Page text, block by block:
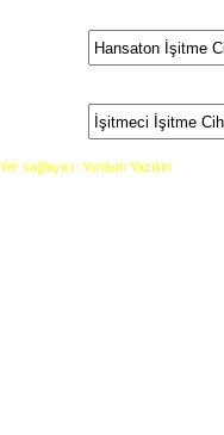
Yer sağlayıcı: Yurdum Yazılım